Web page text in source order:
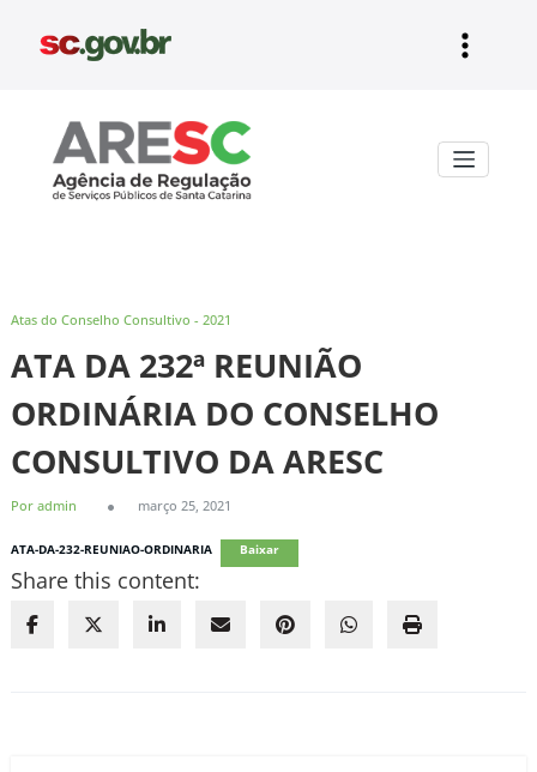
Atas do Conselho Consultivo - 2021
ATA DA 232ª REUNIÃO
ORDINÁRIA DO CONSELHO
CONSULTIVO DA ARESC
Por admin março 25, 2021
ATA-DA-232-REUNIAO-ORDINARIA Baixar
Share this content: